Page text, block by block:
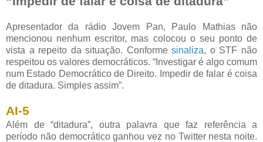
Apresentador da rádio Jovem Pan, Paulo Mathias não
mencionou nenhum escritor, mas colocou o seu ponto de
vista a repeito da situação. Conformesinaliza, o STF não
respeitou os valores democráticos. “Investigar é algo comum
num Estado Democrático de Direito. Impedir de falar é coisa
de ditadura. Simples assim”.
AI-5
Além de “ditadura”, outra palavra que faz referência a
período não democrático ganhou vez no Twitter nesta noite.